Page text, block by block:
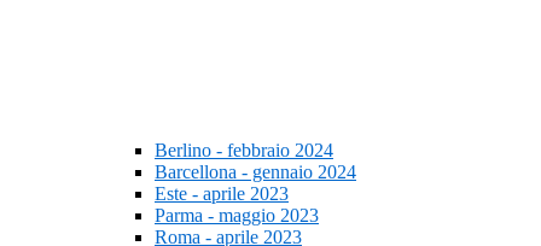
Berlino - febbraio 2024
Barcellona - gennaio 2024
Este - aprile 2023
Parma - maggio 2023
Roma - aprile 2023